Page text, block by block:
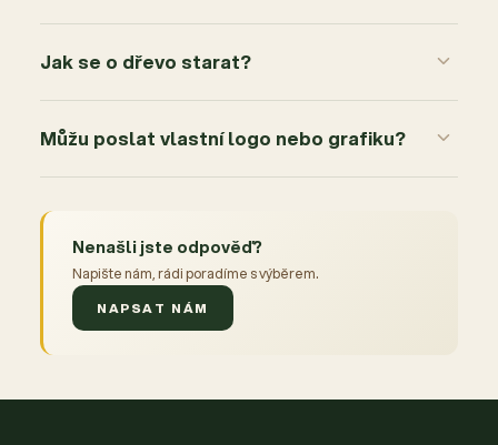
Jak se o dřevo starat?
Můžu poslat vlastní logo nebo grafiku?
Nenašli jste odpověď?
Napište nám, rádi poradíme s výběrem.
NAPSAT NÁM